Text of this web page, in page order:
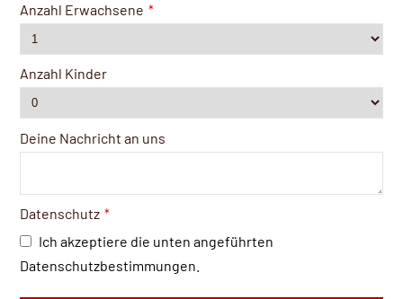
Anzahl Erwachsene *
Anzahl Kinder
Deine Nachricht an uns
Datenschutz *
Ich akzeptiere die unten angeführten
Datenschutzbestimmungen.